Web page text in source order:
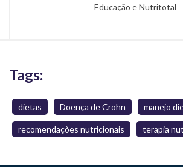
Educação e Nutritotal
Tags:
dietas Doença de Crohn manejo
recomendações nutricionais terapia